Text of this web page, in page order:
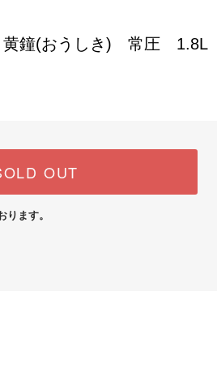
鐘(おうしき) 常圧 1.8L
OUT
ります。